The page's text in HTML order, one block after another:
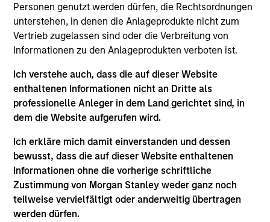
Personen genutzt werden dürfen, die Rechtsordnungen
unterstehen, in denen die Anlageprodukte nicht zum
Vertrieb zugelassen sind oder die Verbreitung von
Informationen zu den Anlageprodukten verboten ist.
Ich verstehe auch, dass die auf dieser Website
enthaltenen Informationen nicht an Dritte als
professionelle Anleger in dem Land gerichtet sind, in
dem die Website aufgerufen wird.
Ich erkläre mich damit einverstanden und dessen
bewusst, dass die auf dieser Website enthaltenen
Informationen ohne die vorherige schriftliche
Zustimmung von Morgan Stanley weder ganz noch
teilweise vervielfältigt oder anderweitig übertragen
werden dürfen.
biochemistry from Tufts University.
Team Insights